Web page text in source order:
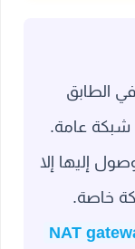
الطابق
شبكة عامة.
إليها إلا
خاصة.
NAT